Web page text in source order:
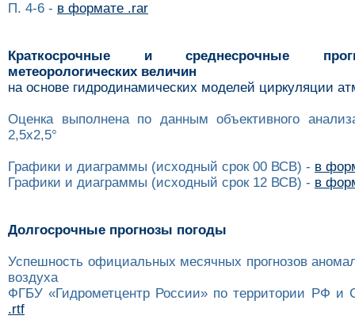
П. 4-6 - в формате .rar
Краткосрочные и среднесрочные
метеорологических величин
на основе гидродинамических моделей циркуляции
Оценка выполнена по данным объективного
2,5x2,5°
Графики и диаграммы (исходный срок 00 ВСВ) - в
Графики и диаграммы (исходный срок 12 ВСВ) - в
Долгосрочные прогнозы погоды
Успешность официальных месячных прогнозов
воздуха
ФГБУ «Гидрометцентр России» по территории РФ
.rtf